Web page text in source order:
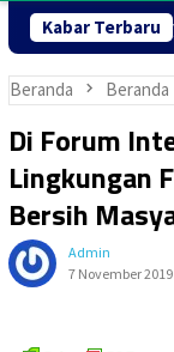
Kabar Terbaru
Melayani
Beranda Beranda
Di Forum
Lingkungan
Bersih
Admin
7 November 2019